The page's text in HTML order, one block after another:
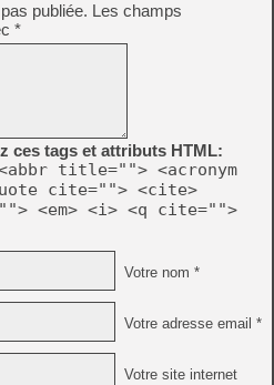
publiée. Les champs
*
ces tags et attributs HTML:
title=""> <acronym
cite=""> <cite>
<em> <i> <q cite="">
Votre nom *
Votre adresse email *
Votre site internet